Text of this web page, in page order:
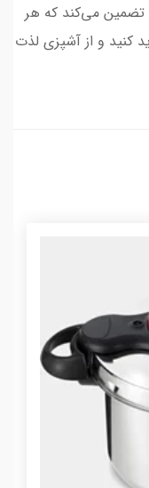
تضمین می‌کند که هر
کنید و از آشپزی لذت